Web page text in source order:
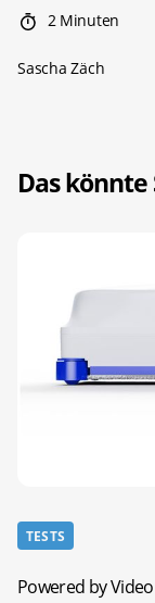
2 Minuten
Sascha Zäch
Das
TESTS
Powered by